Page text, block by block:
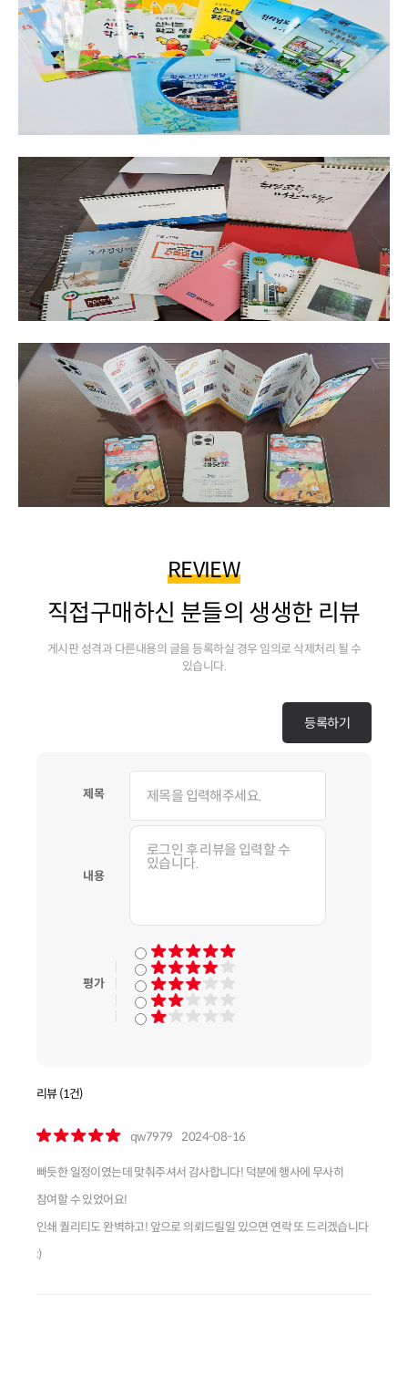
REVIEW
직접구매하신 분들의 생생한 리뷰
게시판 성격과 다른내용의 글을 등록하실 경우 임의로 삭제처리 될 수
있습니다.
제목
내용
평가
리뷰 (1건)
qw7979 2024-08-16
빠듯한 일정이였는데 맞춰주셔서 감사합니다! 덕분에 행사에 무사히
참여할 수 있었어요!
인쇄 퀄리티도 완벽하고! 앞으로 의뢰드릴일 있으면 연락 또 드리겠습니다
:)